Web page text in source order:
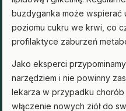
buzdyganka może wspierać
poziomu cukru we krwi, co
profilaktyce zaburzeń
Jako eksperci
narzędziem i nie powinny
lekarza w przypadku chorób
włączenie nowych ziół do